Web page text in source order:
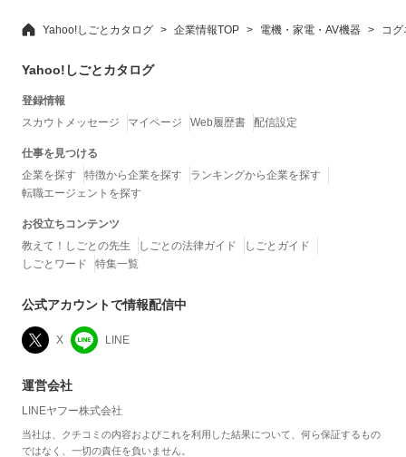
Yahoo!しごとカタログ 企業情報TOP 電機・家電・AV機器 コ
Yahoo!しごとカタログ
登録情報
スカウトメッセージ
マイページ Web履歴書 配信設定
仕事を見つける
企業を探す
特徴から企業を探す
ランキングから企業を探す
転職エージェントを探す
お役立ちコンテンツ
教えて！しごとの先生
しごとの法律ガイド
しごとガイド
しごとワード
特集一覧
公式アカウントで情報配信中
X LINE
運営会社
LINEヤフー株式会社
当社は、クチコミの内容およびこれを利用した結果について、何ら保証するもの
ではなく、一切の責任を負いません。